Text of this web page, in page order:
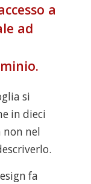
a
ad
si
in dieci
non nel
fa